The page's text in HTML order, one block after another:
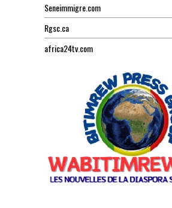
Seneimmigre.com
Rgsc.ca
africa24tv.com